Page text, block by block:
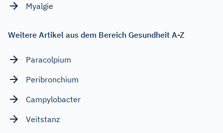
Myalgie
Weitere Artikel aus dem Bereich Gesundheit A-Z
Paracolpium
Peribronchium
Campylobacter
Veitstanz